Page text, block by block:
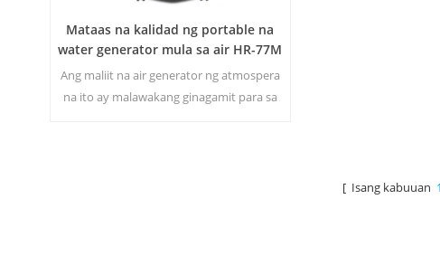
Mataas na kalidad ng portable na
water generator mula sa air HR-77M
Ang maliit na air generator ng atmospera
na ito ay malawakang ginagamit para sa
[ Isang kabuuan 1